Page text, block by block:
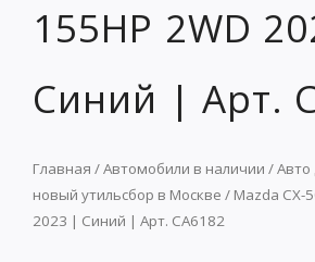
155HP 2WD
Синий | Арт.
Главная /Автомобили в наличии /Авто
новый утильсбор в Москве / Mazda CX-
2023 | Синий | Арт. CA6182